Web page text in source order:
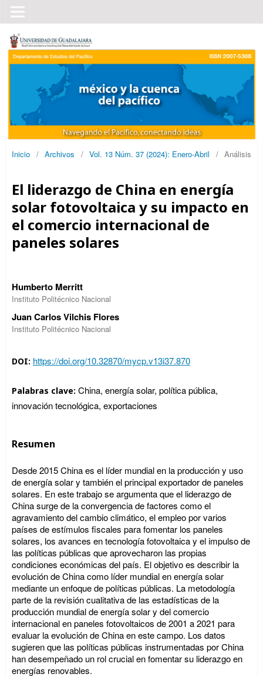
Inicio / Archivos / Vol. 13 Núm. 37 (2024): Enero-Abril / Análisis
El liderazgo de China en energía
solar fotovoltaica y su impacto en
el comercio internacional de
paneles solares
Humberto Merritt
Instituto Politécnico Nacional
Juan Carlos Vilchis Flores
Instituto Politécnico Nacional
DOI: https://doi.org/10.32870/mycp.v13i37.870
Palabras clave: China, energía solar, política pública,
innovación tecnológica, exportaciones
Resumen
Desde 2015 China es el líder mundial en la producción y uso
de energía solar y también el principal exportador de paneles
solares. En este trabajo se argumenta que el liderazgo de
China surge de la convergencia de factores como el
agravamiento del cambio climático, el empleo por varios
países de estímulos fiscales para fomentar los paneles
solares, los avances en tecnología fotovoltaica y el impulso de
las políticas públicas que aprovecharon las propias
condiciones económicas del país. El objetivo es describir la
evolución de China como líder mundial en energía solar
mediante un enfoque de políticas públicas. La metodología
parte de la revisión cualitativa de las estadísticas de la
producción mundial de energía solar y del comercio
internacional en paneles fotovoltaicos de 2001 a 2021 para
evaluar la evolución de China en este campo. Los datos
sugieren que las políticas públicas instrumentadas por China
han desempeñado un rol crucial en fomentar su liderazgo en
energías renovables.